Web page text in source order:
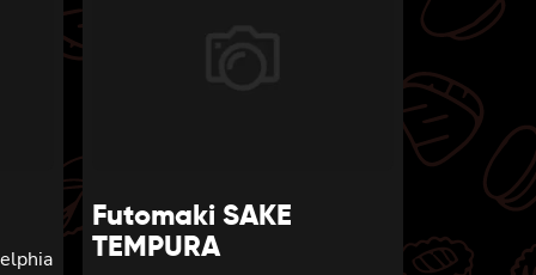
Futomaki SAKE
TEMPURA